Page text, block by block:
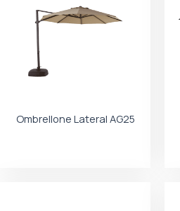
Ombrellone Lateral AG25